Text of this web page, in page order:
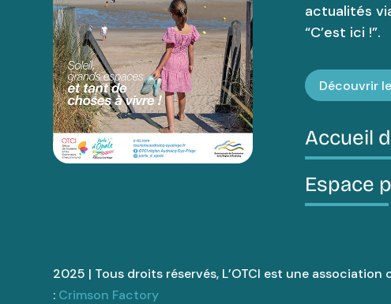
actualités
“C’est ici !”.
Découvrir
Accueil
Espace
2025 | Tous droits réservés, L’OTCI est une
: Crimson Factory